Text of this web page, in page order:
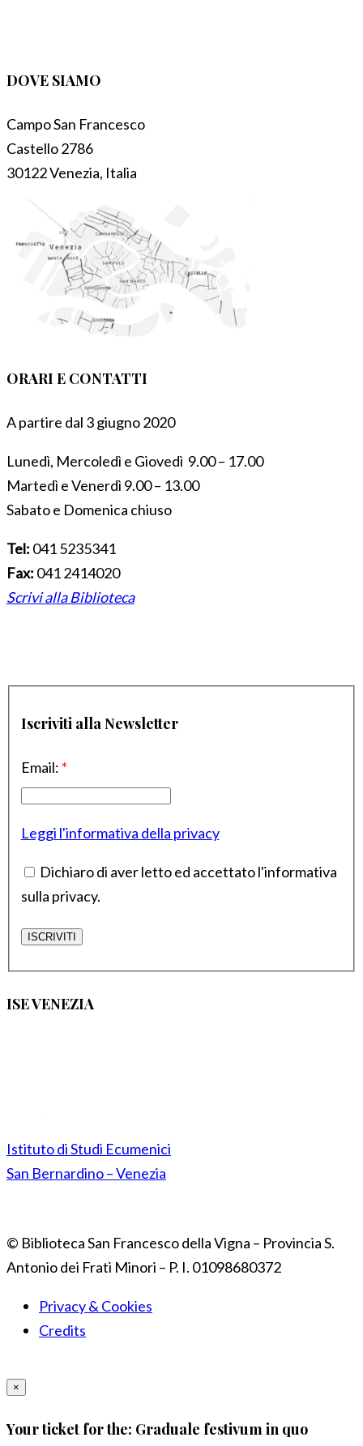
DOVE SIAMO
Campo San Francesco
Castello 2786
30122 Venezia, Italia
ORARI E CONTATTI
A partire dal 3 giugno 2020
Lunedì, Mercoledì e Giovedì 9.00 – 17.00
Martedì e Venerdì 9.00 – 13.00
Sabato e Domenica chiuso
Tel: 041 5235341
Fax: 041 2414020
Scrivi alla Biblioteca
Iscriviti alla Newsletter
Email: *
Leggi l'informativa della privacy
Dichiaro di aver letto ed accettato l'informativa
sulla privacy.
ISE VENEZIA
Istituto di Studi Ecumenici
San Bernardino – Venezia
© Biblioteca San Francesco della Vigna – Provincia S.
Antonio dei Frati Minori – P. I. 01098680372
Privacy & Cookies
Credits
×
Your ticket for the: Graduale festivum in quo